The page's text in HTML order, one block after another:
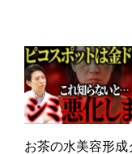
お茶の水美容形